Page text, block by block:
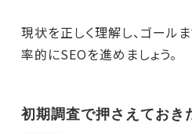
現状を正しく理解し、ゴール
率的にSEOを進めましょう。
初期調査で押さえておき